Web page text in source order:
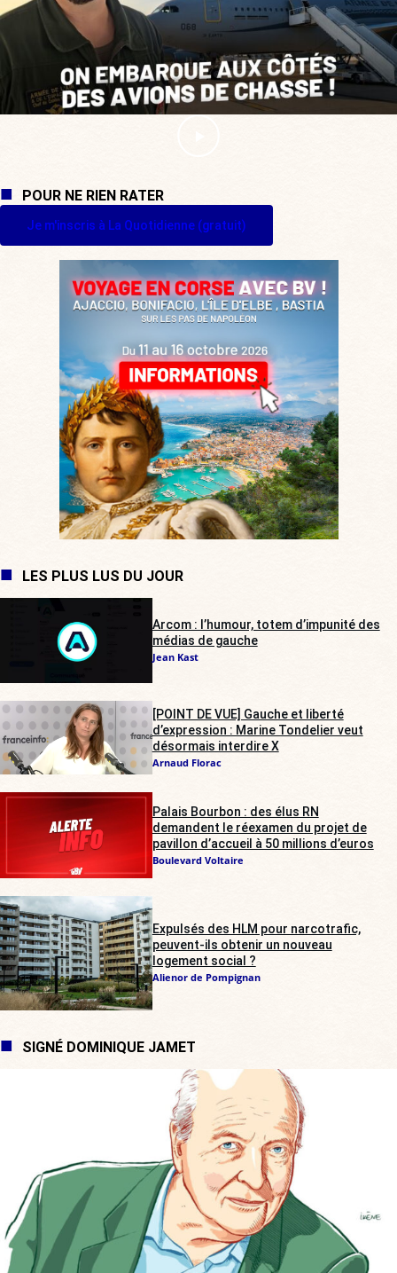
POUR NE RIEN RATER
Je m'inscris à La Quotidienne (gratuit)
LES PLUS LUS DU JOUR
Arcom : l’humour, totem d’impunité des
médias de gauche
Jean Kast
[POINT DE VUE] Gauche et liberté
d’expression : Marine Tondelier veut
désormais interdire X
Arnaud Florac
Palais Bourbon : des élus RN
demandent le réexamen du projet de
pavillon d’accueil à 50 millions d’euros
Boulevard Voltaire
Expulsés des HLM pour narcotrafic,
peuvent-ils obtenir un nouveau
logement social ?
Alienor de Pompignan
SIGNÉ DOMINIQUE JAMET